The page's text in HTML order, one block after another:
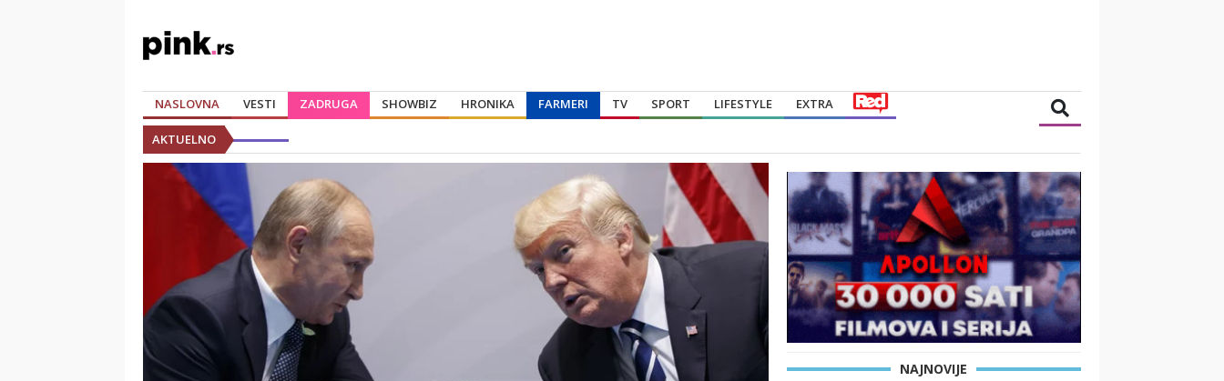
NASLOVNA VESTI ZADRUGA SHOWBIZ HRONIKA FARMERI TV SPORT LIFESTYLE EXTRA
AKTUELNO
NAJNOVIJE